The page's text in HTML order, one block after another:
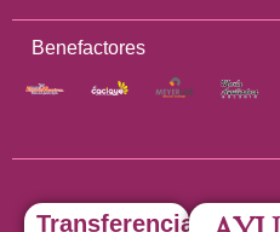
Benefactores
Transferencia